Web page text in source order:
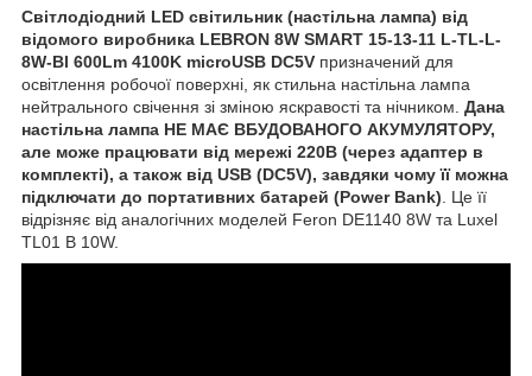
Світлодіодний LED світильник (настільна лампа) від
відомого виробника LEBRON 8W SMART 15-13-11 L-TL-L-
8W-Bl 600Lm 4100K microUSB DC5V призначений для
освітлення робочої поверхні, як стильна настільна лампа
нейтрального свічення зі зміною яскравості та нічником. Дана
настільна лампа НЕ МАЄ ВБУДОВАНОГО АКУМУЛЯТОРУ,
але може працювати від мережі 220В (через адаптер в
комплекті), а також від USB (DC5V), завдяки чому її можна
підключати до портативних батарей (Power Bank) . Це її
відрізняє від аналогічних моделей Feron DE1140 8W та Luxel
TL01 B 10W.